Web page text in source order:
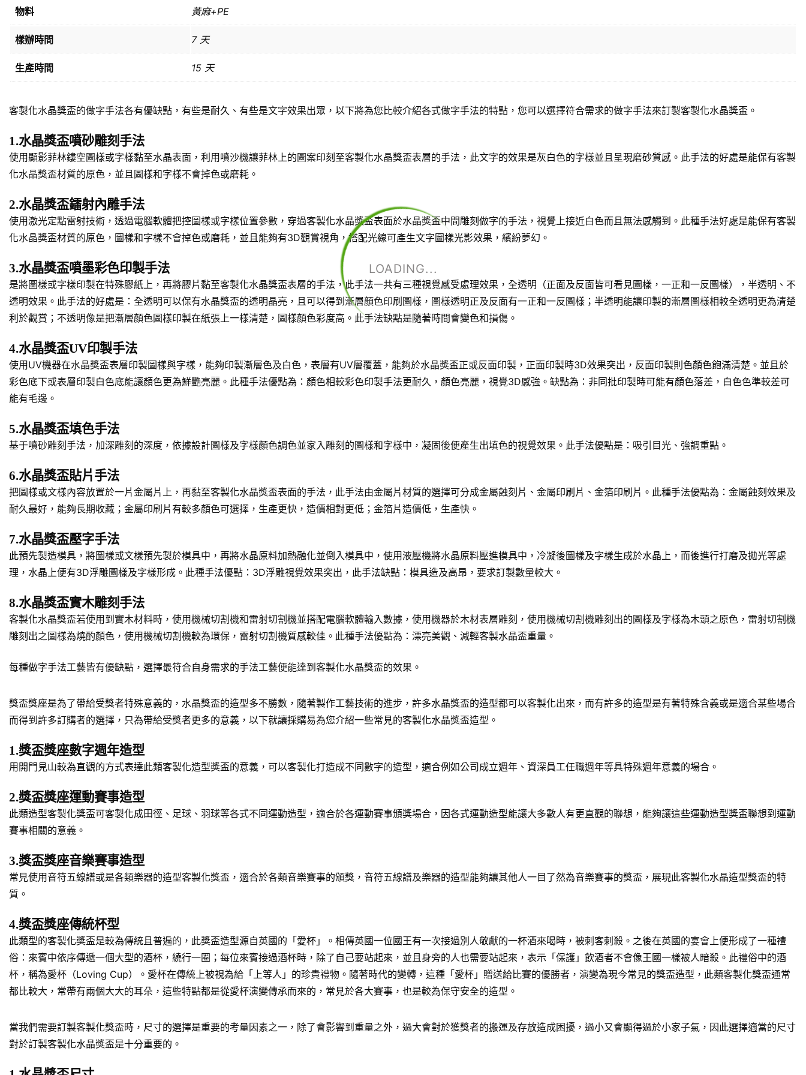
LOADING...
物料 黃麻+PE
樣辦時間 7 天
生產時間 15 天
客製化水晶獎盃的做字手法各有優缺點，有些是耐久、有些是文字效果出眾，以下將為您比較介紹各式做字手法的特點，您可以選擇符合需求的做字手法來訂製客製化水晶獎盃。
1.水晶獎盃噴砂雕刻手法
使用顯影菲林鏤空圖樣或字樣黏至水晶表面，利用噴沙機讓菲林上的圖案印刻至客製化水晶獎盃表層的手法，此文字的效果是灰白色的字樣並且呈現磨砂質感。此手法的好處是能保有客製
化水晶獎盃材質的原色，並且圖樣和字樣不會掉色或磨耗。
2.水晶獎盃鐳射內雕手法
使用激光定點雷射技術，透過電腦軟體把控圖樣或字樣位置參數，穿過客製化水晶獎盃表面於水晶獎盃中間雕刻做字的手法，視覺上接近白色而且無法感觸到。此種手法好處是能保有客製
化水晶獎盃材質的原色，圖樣和字樣不會掉色或磨耗，並且能夠有3D觀賞視角，搭配光線可產生文字圖樣光影效果，繽紛夢幻。
3.水晶獎盃噴墨彩色印製手法
是將圖樣或字樣印製在特殊膠紙上，再將膠片黏至客製化水晶獎盃表層的手法，此手法一共有三種視覺感受處理效果，全透明（正面及反面皆可看見圖樣，一正和一反圖樣），半透明、不
透明效果。此手法的好處是：全透明可以保有水晶獎盃的透明晶亮，且可以得到漸層顏色印刷圖樣，圖樣透明正及反面有一正和一反圖樣；半透明能讓印製的漸層圖樣相較全透明更為清楚
利於觀賞；不透明像是把漸層顏色圖樣印製在紙張上一樣清楚，圖樣顏色彩度高。此手法缺點是隨著時間會變色和損傷。
4.水晶獎盃UV印製手法
使用UV機器在水晶獎盃表層印製圖樣與字樣，能夠印製漸層色及白色，表層有UV層覆蓋，能夠於水晶獎盃正或反面印製，正面印製時3D效果突出，反面印製則色顏色飽滿清楚。並且於
彩色底下或表層印製白色底能讓顏色更為鮮艷亮麗。此種手法優點為：顏色相較彩色印製手法更耐久，顏色亮麗，視覺3D感強。缺點為：非同批印製時可能有顏色落差，白色色準較差可
能有毛邊。
5.水晶獎盃填色手法
基于噴砂雕刻手法，加深雕刻的深度，依據設計圖樣及字樣顏色調色並家入雕刻的圖樣和字樣中，凝固後便產生出填色的視覺效果。此手法優點是：吸引目光、強調重點。
6.水晶獎盃貼片手法
把圖樣或文樣內容放置於一片金屬片上，再黏至客製化水晶獎盃表面的手法，此手法由金屬片材質的選擇可分成金屬蝕刻片、金屬印刷片、金箔印刷片。此種手法優點為：金屬蝕刻效果及
耐久最好，能夠長期收藏；金屬印刷片有較多顏色可選擇，生產更快，造價相對更低；金箔片造價低，生產快。
7.水晶獎盃壓字手法
此預先製造模具，將圖樣或文樣預先製於模具中，再將水晶原料加熱融化並倒入模具中，使用液壓機將水晶原料壓進模具中，冷凝後圖樣及字樣生成於水晶上，而後進行打磨及拋光等處
理，水晶上便有3D浮雕圖樣及字樣形成。此種手法優點：3D浮雕視覺效果突出，此手法缺點：模具造及高昂，要求訂製數量較大。
8.水晶獎盃實木雕刻手法
客製化水晶獎盃若使用到實木材料時，使用機械切割機和雷射切割機並搭配電腦軟體輸入數據，使用機器於木材表層雕刻，使用機械切割機雕刻出的圖樣及字樣為木頭之原色，雷射切割機
雕刻出之圖樣為燒酌顏色，使用機械切割機較為環保，雷射切割機質感較佳。此種手法優點為：漂亮美觀、減輕客製水晶盃重量。
每種做字手法工藝皆有優缺點，選擇最符合自身需求的手法工藝便能達到客製化水晶獎盃的效果。
獎盃獎座是為了帶給受獎者特殊意義的，水晶獎盃的造型多不勝數，隨著製作工藝技術的進步，許多水晶獎盃的造型都可以客製化出來，而有許多的造型是有著特殊含義或是適合某些場合
而得到許多訂購者的選擇，只為帶給受獎者更多的意義，以下就讓採購易為您介紹一些常見的客製化水晶獎盃造型。
1.獎盃獎座數字週年造型
用開門見山較為直觀的方式表達此類客製化造型獎盃的意義，可以客製化打造成不同數字的造型，適合例如公司成立週年、資深員工任職週年等具特殊週年意義的場合。
2.獎盃獎座運動賽事造型
此類造型客製化獎盃可客製化成田徑、足球、羽球等各式不同運動造型，適合於各運動賽事頒獎場合，因各式運動造型能讓大多數人有更直觀的聯想，能夠讓這些運動造型獎盃聯想到運動
賽事相關的意義。
3.獎盃獎座音樂賽事造型
常見使用音符五線譜或是各類樂器的造型客製化獎盃，適合於各類音樂賽事的頒獎，音符五線譜及樂器的造型能夠讓其他人一目了然為音樂賽事的獎盃，展現此客製化水晶造型獎盃的特
質。
4.獎盃獎座傳統杯型
此類型的客製化獎盃是較為傳統且普遍的，此獎盃造型源自英國的「愛杯」。相傳英國一位國王有一次接過別人敬獻的一杯酒來喝時，被刺客刺殺。之後在英國的宴會上便形成了一種禮
俗：來賓中依序傳遞一個大型的酒杯，繞行一圈；每位來賓接過酒杯時，除了自己要站起來，並且身旁的人也需要站起來，表示「保護」飲酒者不會像王國一樣被人暗殺。此禮俗中的酒
杯，稱為愛杯（Loving Cup）。愛杯在傳統上被視為給「上等人」的珍貴禮物。隨著時代的變轉，這種「愛杯」贈送給比賽的優勝者，演變為現今常見的獎盃造型，此類客製化獎盃通常
都比較大，常帶有兩個大大的耳朵，這些特點都是從愛杯演變傳承而來的，常見於各大賽事，也是較為保守安全的造型。
當我們需要訂製客製化獎盃時，尺寸的選擇是重要的考量因素之一，除了會影響到重量之外，過大會對於獲獎者的搬運及存放造成困擾，過小又會顯得過於小家子氣，因此選擇適當的尺寸
對於訂製客製化水晶獎盃是十分重要的。